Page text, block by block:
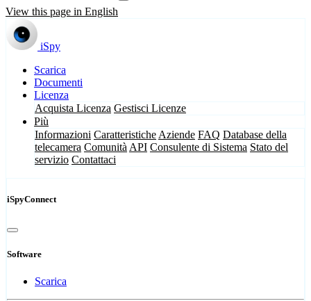
View this page in English
iSpy
Scarica
Documenti
Licenza
Acquista Licenza Gestisci Licenze
Più
Informazioni Caratteristiche Aziende FAQ Database della
telecamera Comunità API Consulente di Sistema Stato del
servizio Contattaci
iSpyConnect
Software
Scarica